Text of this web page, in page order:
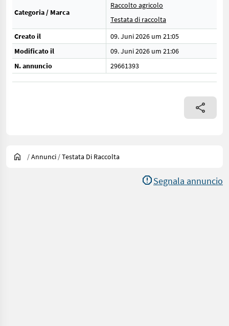
Categoria / Marca
Raccolto agricolo
Testata di raccolta
Creato il
09. Juni 2026 um 21:05
Modificato il
09. Juni 2026 um 21:06
N. annuncio
29661393
/Annunci /Testata Di Raccolta
Segnala annuncio